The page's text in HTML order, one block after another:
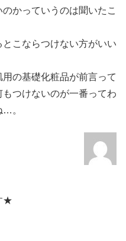
かっていうのは聞いたこ
こならつけない方がいい
の基礎化粧品が前言って
つけないのが一番ってわ
…。
★